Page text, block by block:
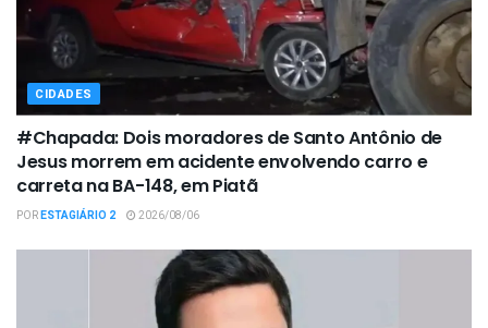
CIDADES
#Chapada: Dois moradores de Santo Antônio de
Jesus morrem em acidente envolvendo carro e
carreta na BA-148, em Piatã
PORESTAGIÁRIO 2 2026/08/06